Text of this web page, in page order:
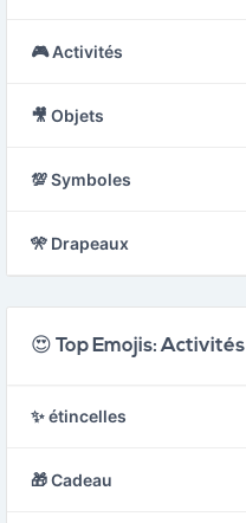
🎮 Activités
🎥 Objets
💯 Symboles
🎌 Drapeaux
😍 Top Emojis: Activités
✨ étincelles
🎁 Cadeau